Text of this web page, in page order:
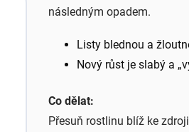
následným opadem.
Listy blednou a
Nový růst je slabý a
Co dělat:
Přesuň rostlinu blíž ke